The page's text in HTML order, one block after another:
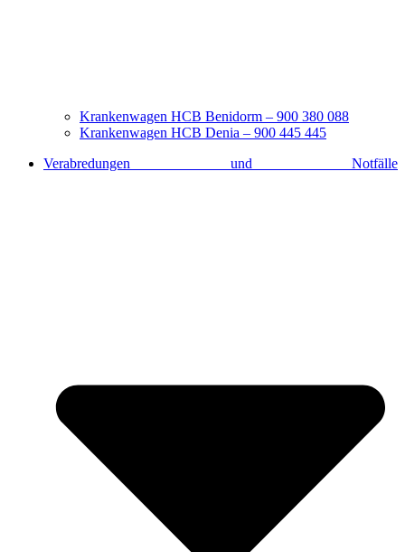
Krankenwagen HCB Benidorm – 900 380 088
Krankenwagen HCB Denia – 900 445 445
Verabredungen und Notfälle